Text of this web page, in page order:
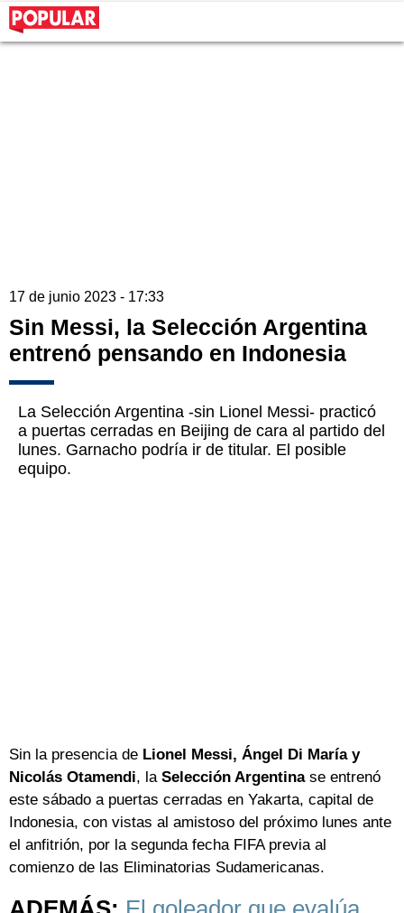
17 de junio 2023 - 17:33
Sin Messi, la Selección Argentina
entrenó pensando en Indonesia
La Selección Argentina -sin Lionel Messi- practicó
a puertas cerradas en Beijing de cara al partido del
lunes. Garnacho podría ir de titular. El posible
equipo.
Sin la presencia de Lionel Messi, Ángel Di María y
Nicolás Otamendi, la Selección Argentinase entrenó
este sábado a puertas cerradas en Yakarta, capital de
Indonesia, con vistas al amistoso del próximo lunes ante
el anfitrión, por la segunda fecha FIFA previa al
comienzo de las Eliminatorias Sudamericanas.